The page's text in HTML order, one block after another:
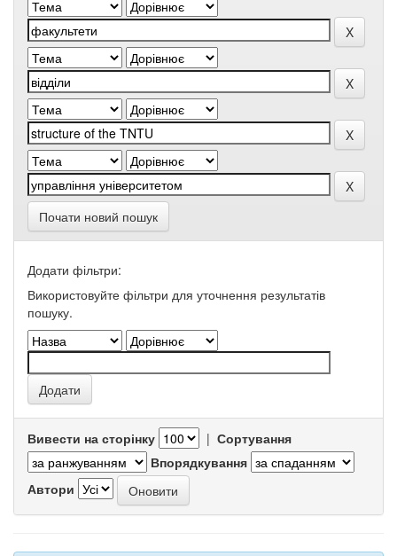
Почати новий пошук
Додати фільтри:
Використовуйте фільтри для уточнення результатів
пошуку.
Вивести на сторінку | Сортування
Впорядкування
Автори